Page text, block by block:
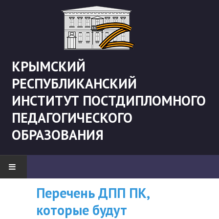
КРЫМСКИЙ
РЕСПУБЛИКАНСКИЙ
ИНСТИТУТ ПОСТДИПЛОМНОГО
ПЕДАГОГИЧЕСКОГО
ОБРАЗОВАНИЯ
НОВОСТИ
"Боевая" русистика
ВНИМАНИЮ
СЛУШАТЕЛЕЙ, У
Перечень ДПП ПК,
которые будут